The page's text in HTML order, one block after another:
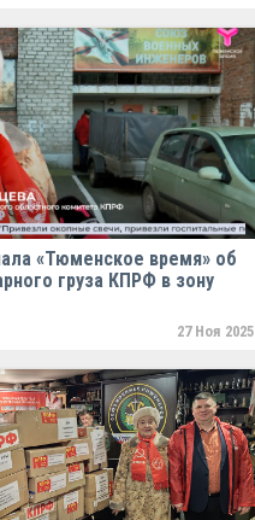
«Тюменское время» об
груза КПРФ в зону
27 Ноя 2025